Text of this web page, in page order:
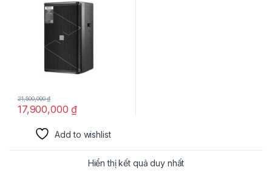
17,900,000₫
21,500,000₫
Add to wishlist
Hiển thị kết quả duy nhất